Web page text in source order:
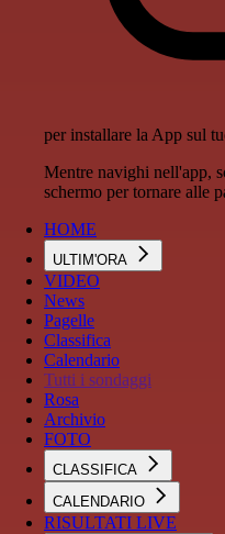
per installare la App sul
Mentre navighi nell'app,
schermo per tornare alle
HOME
ULTIM'ORA
VIDEO
News
Pagelle
Classifica
Calendario
Tutti i sondaggi
Rosa
Archivio
FOTO
CLASSIFICA
CALENDARIO
RISULTATI LIVE